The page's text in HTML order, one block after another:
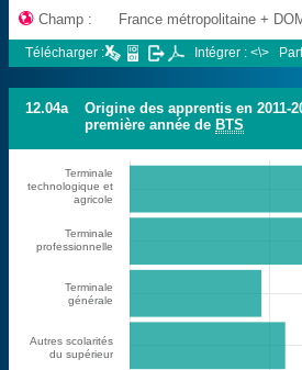
 Champ : France métropolitaine +
Télécharger : Intégrer : <\>
12.04a
Origine des apprentis en 2011-
première année de BTS
Terminale
technologique et
agricole
Terminale
professionnelle
Terminale
générale
Autres scolarités
du supérieur